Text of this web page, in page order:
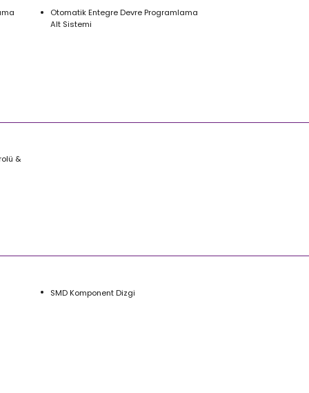
Otomatik Entegre Devre Programlama
Alt Sistemi
&
SMD Komponent Dizgi